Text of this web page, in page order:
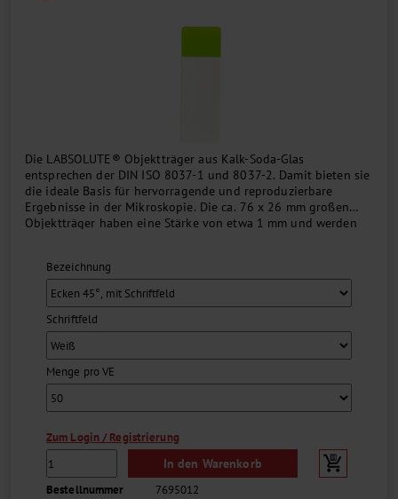
Die LABSOLUTE® Objektträger aus Kalk-Soda-Glas
entsprechen der DIN ISO 8037-1 und 8037-2. Damit bieten sie
die ideale Basis für hervorragende und reproduzierbare
Ergebnisse in der Mikroskopie. Die ca. 76 x 26 mm großen
Objektträger haben eine Stärke von etwa 1 mm und werden
Artikeln nur auf einer Seite....
Bezeichnung
Schriftfeld
Menge pro VE
Zum Login / Registrierung
In den Warenkorb
Bestellnummer
7695012